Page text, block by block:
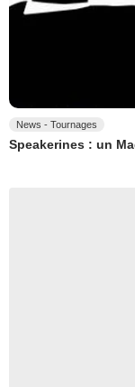
News - Tournages
Speakerines : un